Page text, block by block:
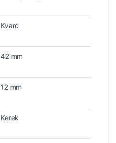
Kvarc
42 mm
12 mm
Kerek